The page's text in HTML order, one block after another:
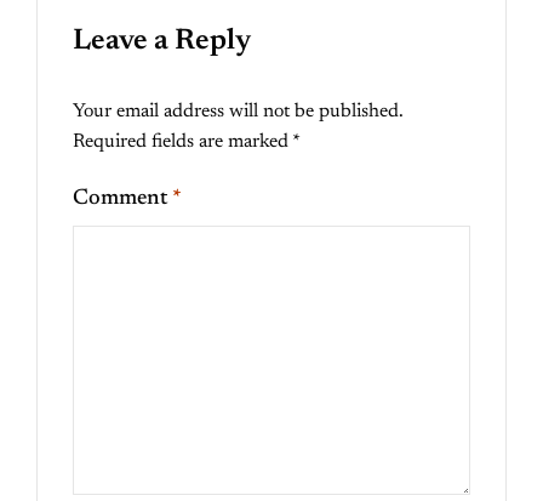
Leave a Reply
Your email address will not be published.
Required fields are marked *
Comment *